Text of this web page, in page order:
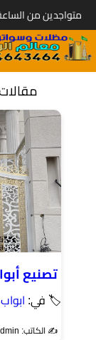
متواجدين من الساعة 8 ص إلى
تصنيع
🏷 في:
✍️ الكاتب: admin